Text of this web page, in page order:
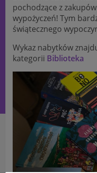
pochodzące z
wypożyczeń! Tym
świątecznego
Wykaz nabytków
kategorii Biblioteka